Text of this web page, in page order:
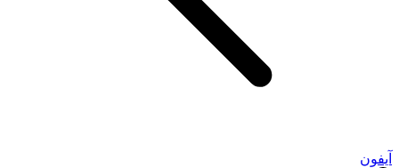
آیفون